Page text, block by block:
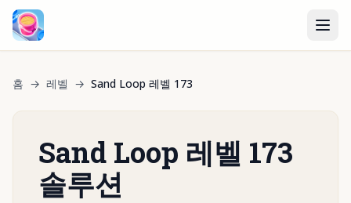
홈 → 레벨 → Sand Loop 레벨 173
Sand Loop 레벨 173
솔루션